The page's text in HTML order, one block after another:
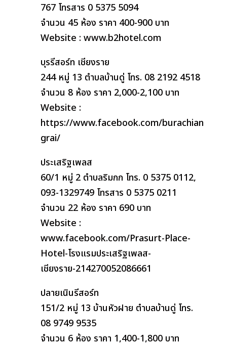
767 โทรสาร 0 5375 5094
จำนวน 45 ห้อง ราคา 400-900 บาท
Website : www.b2hotel.com
บุรรีสอร์ท เชียงราย
244 หมู่ 13 ตำบลบ้านดู่ โทร. 08 2192 4518
จำนวน 8 ห้อง ราคา 2,000-2,100 บาท
Website :
https://www.facebook.com/burachian
grai/
ประเสริฐเพลส
60/1 หมู่ 2 ตำบลริมกก โทร. 0 5375 0112,
093-1329749 โทรสาร 0 5375 0211
จำนวน 22 ห้อง ราคา 690 บาท
Website :
www.facebook.com/Prasurt-Place-
Hotel-โรงแรมประเสริฐเพลส-
เชียงราย-214270052086661
ปลายเนินรีสอร์ท
151/2 หมู่ 13 บ้านหัวฝาย ตำบลบ้านดู่ โทร.
08 9749 9535
จำนวน 6 ห้อง ราคา 1,400-1,800 บาท